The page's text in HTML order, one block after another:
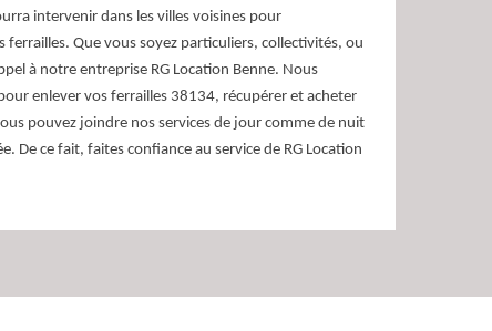
intervenir dans les villes voisines pour
ferrailles. Que vous soyez particuliers, collectivités, ou
à notre entreprise RG Location Benne. Nous
enlever vos ferrailles 38134, récupérer et acheter
pouvez joindre nos services de jour comme de nuit
De ce fait, faites confiance au service de RG Location